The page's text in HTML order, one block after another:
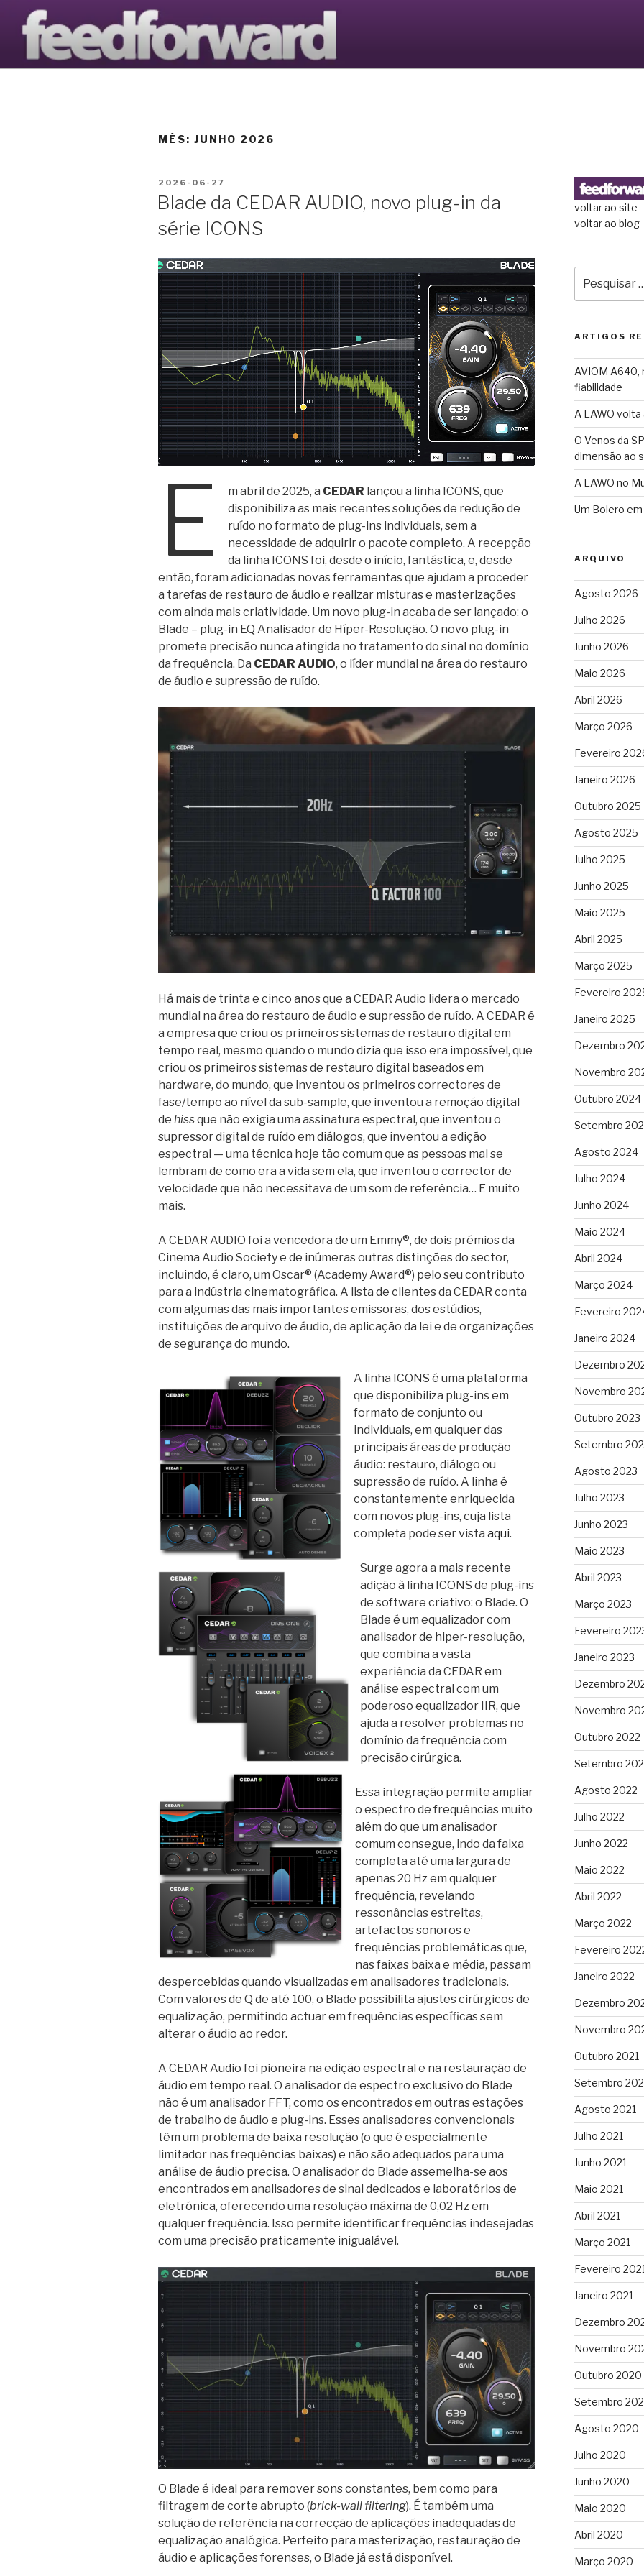
para
conteúdo
AVANTOOLS LTD
O Blogue da Avantools Lda
MÊS: JUNHO 2026
PUBLICADO
2026-06-27
Blade da CEDAR AUDIO, novo plug-in da
série ICONS
E m abril de 2025, a CEDAR lançou a linha ICONS, que
disponibiliza as mais recentes soluções de redução de
ruído no formato de plug-ins individuais, sem a
necessidade de adquirir o pacote completo. A recepção
da linha ICONS foi, desde o início, fantástica, e, desde
então, foram adicionadas novas ferramentas que ajudam a proceder
a tarefas de restauro de áudio e realizar misturas e masterizações
com ainda mais criatividade. Um novo plug-in acaba de ser lançado: o
Blade – plug-in EQ Analisador de Híper-Resolução. O novo plug-in
promete precisão nunca atingida no tratamento do sinal no domínio
da frequência. Da CEDAR AUDIO, o líder mundial na área do restauro
de áudio e supressão de ruído.
Há mais de trinta e cinco anos que a CEDAR Audio lidera o mercado
mundial na área do restauro de áudio e supressão de ruído. A CEDAR é
a empresa que criou os primeiros sistemas de restauro digital em
tempo real, mesmo quando o mundo dizia que isso era impossível, que
criou os primeiros sistemas de restauro digital baseados em
hardware, do mundo, que inventou os primeiros correctores de
fase/tempo ao nível da sub-sample, que inventou a remoção digital
de hissque não exigia uma assinatura espectral, que inventou o
supressor digital de ruído em diálogos, que inventou a edição
espectral — uma técnica hoje tão comum que as pessoas mal se
lembram de como era a vida sem ela, que inventou o corrector de
velocidade que não necessitava de um som de referência… E muito
mais.
A CEDAR AUDIO foi a vencedora de um Emmy®, de dois prémios da
Cinema Audio Society e de inúmeras outras distinções do sector,
incluindo, é claro, um Oscar® (Academy Award®) pelo seu contributo
para a indústria cinematográfica. A lista de clientes da CEDAR conta
com algumas das mais importantes emissoras, dos estúdios,
instituições de arquivo de áudio, de aplicação da lei e de organizações
de segurança do mundo.
A linha ICONS é uma plataforma
que disponibiliza plug-ins em
formato de conjunto ou
individuais, em qualquer das
principais áreas de produção
áudio: restauro, diálogo ou
supressão de ruído. A linha é
constantemente enriquecida
com novos plug-ins, cuja lista
completa pode ser vista aqui.
Surge agora a mais recente
adição à linha ICONS de plug-ins
de software criativo: o Blade. O
Blade é um equalizador com
analisador de hiper-resolução,
que combina a vasta
experiência da CEDAR em
análise espectral com um
poderoso equalizador IIR, que
ajuda a resolver problemas no
domínio da frequência com
precisão cirúrgica.
Essa integração permite ampliar
o espectro de frequências muito
além do que um analisador
comum consegue, indo da faixa
completa até uma largura de
apenas 20 Hz em qualquer
frequência, revelando
ressonâncias estreitas,
artefactos sonoros e
frequências problemáticas que,
nas faixas baixa e média, passam
despercebidas quando visualizadas em analisadores tradicionais.
Com valores de Q de até 100, o Blade possibilita ajustes cirúrgicos de
equalização, permitindo actuar em frequências específicas sem
alterar o áudio ao redor.
A CEDAR Audio foi pioneira na edição espectral e na restauração de
áudio em tempo real. O analisador de espectro exclusivo do Blade
não é um analisador FFT, como os encontrados em outras estações
de trabalho de áudio e plug-ins. Esses analisadores convencionais
têm um problema de baixa resolução (o que é especialmente
limitador nas frequências baixas) e não são adequados para uma
análise de áudio precisa. O analisador do Blade assemelha-se aos
encontrados em analisadores de sinal dedicados e laboratórios de
eletrónica, oferecendo uma resolução máxima de 0,02 Hz em
qualquer frequência. Isso permite identificar frequências indesejadas
com uma precisão praticamente inigualável.
O Blade é ideal para remover sons constantes, bem como para
filtragem de corte abrupto (brick-wall filtering). É também uma
solução de referência na correcção de aplicações inadequadas de
equalização analógica. Perfeito para masterização, restauração de
áudio e aplicações forenses, o Blade já está disponível.
voltar ao site
voltar ao blog
por:
ARTIGOS
AVIOM A640,
fiabilidade
A LAWO
O Venos da
dimensão ao
A LAWO no
Um Bolero
ARQUIVO
Agosto 2026
Julho 2026
Junho 2026
Maio 2026
Abril 2026
Março 2026
Fevereiro
Janeiro 2026
Outubro 2025
Agosto 2025
Julho 2025
Junho 2025
Maio 2025
Abril 2025
Março 2025
Fevereiro
Janeiro 2025
Dezembro
Novembro
Outubro 2024
Setembro
Agosto 2024
Julho 2024
Junho 2024
Maio 2024
Abril 2024
Março 2024
Fevereiro
Janeiro 2024
Dezembro
Novembro
Outubro 2023
Setembro
Agosto 2023
Julho 2023
Junho 2023
Maio 2023
Abril 2023
Março 2023
Fevereiro
Janeiro 2023
Dezembro
Novembro
Outubro 2022
Setembro
Agosto 2022
Julho 2022
Junho 2022
Maio 2022
Abril 2022
Março 2022
Fevereiro
Janeiro 2022
Dezembro
Novembro
Outubro 2021
Setembro
Agosto 2021
Julho 2021
Junho 2021
Maio 2021
Abril 2021
Março 2021
Fevereiro
Janeiro 2021
Dezembro
Novembro
Outubro 2020
Setembro
Agosto 2020
Julho 2020
Junho 2020
Maio 2020
Abril 2020
Março 2020